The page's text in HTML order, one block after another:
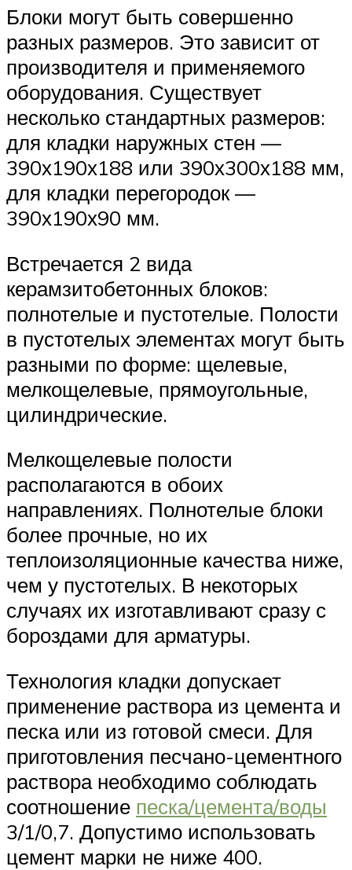
Блоки могут быть совершенно
разных размеров. Это зависит от
производителя и применяемого
оборудования. Существует
несколько стандартных размеров:
для кладки наружных стен —
390х190х188 или 390х300х188 мм,
для кладки перегородок —
390х190х90 мм.
Встречается 2 вида
керамзитобетонных блоков:
полнотелые и пустотелые. Полости
в пустотелых элементах могут быть
разными по форме: щелевые,
мелкощелевые, прямоугольные,
цилиндрические.
Мелкощелевые полости
располагаются в обоих
направлениях. Полнотелые блоки
более прочные, но их
теплоизоляционные качества ниже,
чем у пустотелых. В некоторых
случаях их изготавливают сразу с
бороздами для арматуры.
Технология кладки допускает
применение раствора из цемента и
песка или из готовой смеси. Для
приготовления песчано-цементного
раствора необходимо соблюдать
соотношение песка/цемента/воды
3/1/0,7. Допустимо использовать
цемент марки не ниже 400.